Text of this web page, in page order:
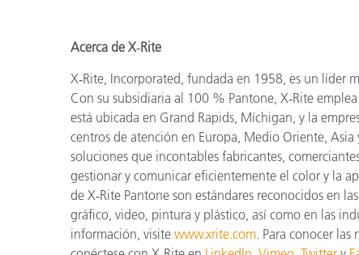
Acerca de X‑Rite
X‑Rite, Incorporated, fundada en 1958, es un líder
Con su subsidiaria al 100 % Pantone, X‑Rite
está ubicada en Grand Rapids, Míchigan, y la
centros de atención en Europa, Medio Oriente, Asia
soluciones que incontables fabricantes,
gestionar y comunicar eficientemente el color y la
de X‑Rite Pantone son estándares reconocidos en
gráfico, video, pintura y plástico, así como en las
información, visite www.xrite.com. Para conocer las